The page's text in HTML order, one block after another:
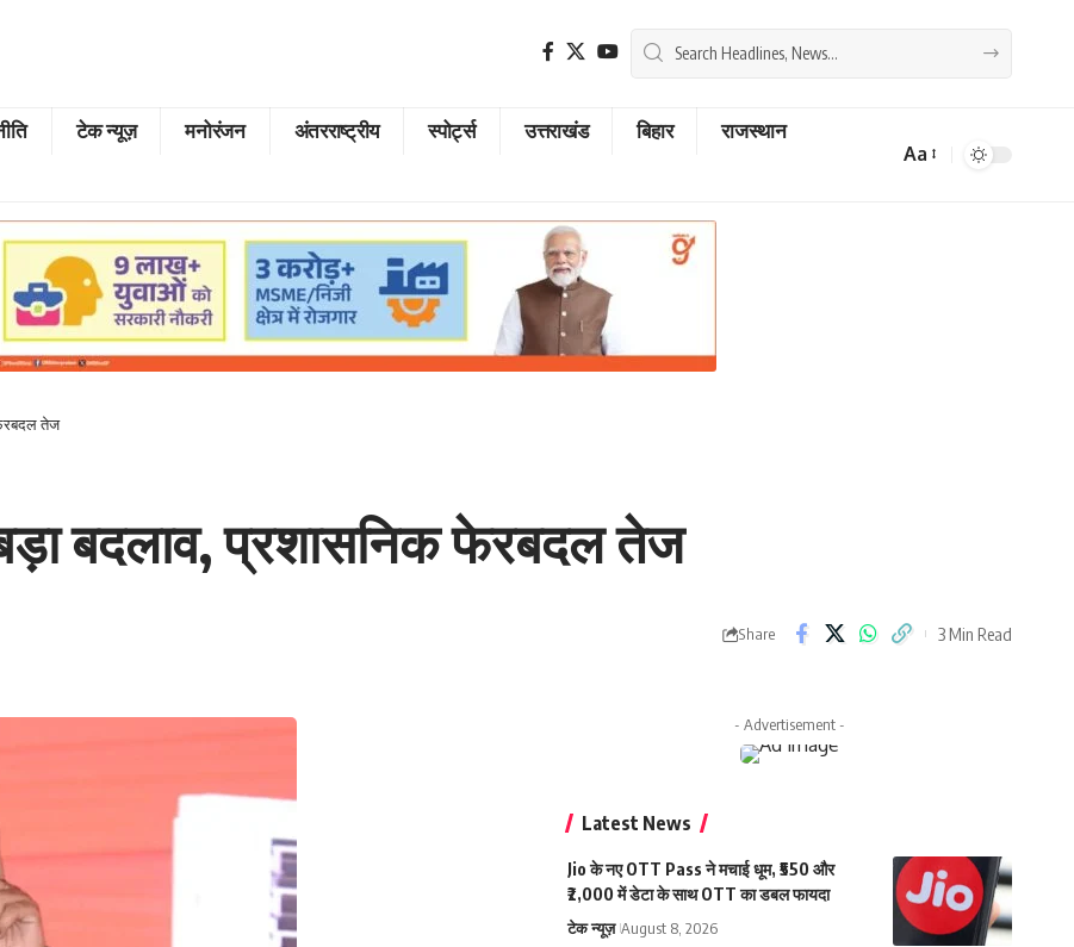
टेक न्यूज़ मनोरंजन अंतरराष्ट्रीय स्पोर्ट्स उत्तराखंड बिहार
राजस्थान
Font
Aa
तेज
बदलाव, प्रशासनिक फेरबदल तेज
Share 3 Min Read
- Advertisement -
Latest News
Jio के नए OTT Pass ने मचाई धूम, ₹550 और
₹2,000 में डेटा के साथ OTT का डबल फायदा
टेक न्यूज़ August 8, 2026